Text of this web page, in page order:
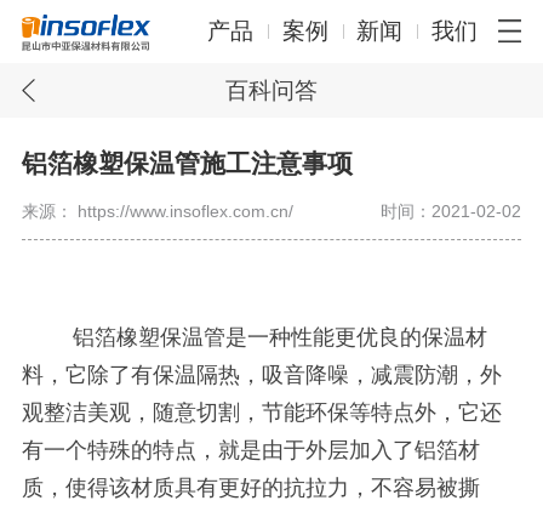
产品 案例 新闻 我们
百科问答
铝箔橡塑保温管施工注意事项
来源： https://www.insoflex.com.cn/ 时间：2021-02-02
铝箔橡塑保温管是一种性能更优良的保温材
料，它除了有保温隔热，吸音降噪，减震防潮，外
观整洁美观，随意切割，节能环保等特点外，它还
有一个特殊的特点，就是由于外层加入了铝箔材
质，使得该材质具有更好的抗拉力，不容易被撕